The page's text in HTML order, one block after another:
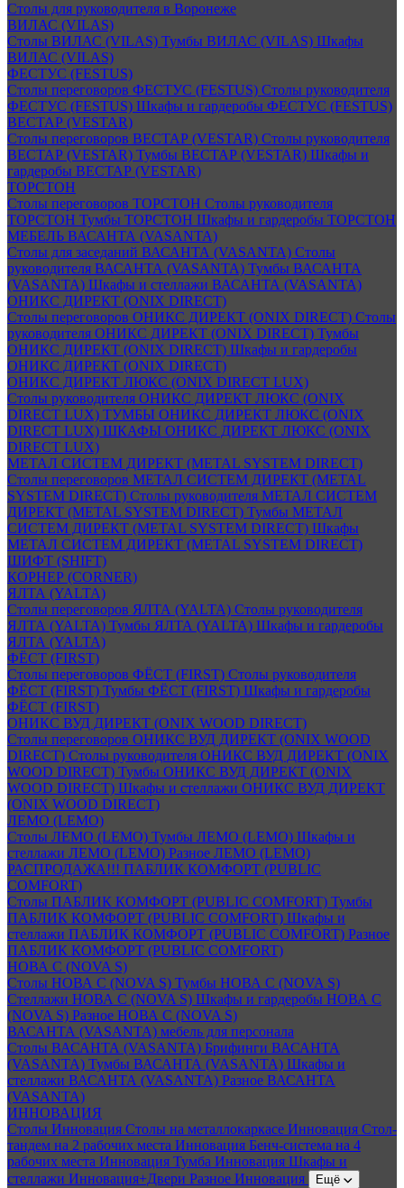
Столы для руководителя в Воронеже
ВИЛАС (VILAS)
Столы ВИЛАС (VILAS) Тумбы ВИЛАС (VILAS) Шкафы
ВИЛАС (VILAS)
ФЕСТУС (FESTUS)
Столы переговоров ФЕСТУС (FESTUS) Столы руководителя
ФЕСТУС (FESTUS) Шкафы и гардеробы ФЕСТУС (FESTUS)
ВЕСТАР (VESTAR)
Столы переговоров ВЕСТАР (VESTAR) Столы руководителя
ВЕСТАР (VESTAR) Тумбы ВЕСТАР (VESTAR) Шкафы и
гардеробы ВЕСТАР (VESTAR)
ТОРСТОН
Столы переговоров ТОРСТОН Столы руководителя
ТОРСТОН Тумбы ТОРСТОН Шкафы и гардеробы ТОРСТОН
МЕБЕЛЬ ВАСАНТА (VASANTA)
Столы для заседаний ВАСАНТА (VASANTA) Столы
руководителя ВАСАНТА (VASANTA) Тумбы ВАСАНТА
(VASANTA) Шкафы и стеллажи ВАСАНТА (VASANTA)
ОНИКС ДИРЕКТ (ONIX DIRECT)
Столы переговоров ОНИКС ДИРЕКТ (ONIX DIRECT) Столы
руководителя ОНИКС ДИРЕКТ (ONIX DIRECT) Тумбы
ОНИКС ДИРЕКТ (ONIX DIRECT) Шкафы и гардеробы
ОНИКС ДИРЕКТ (ONIX DIRECT)
ОНИКС ДИРЕКТ ЛЮКС (ONIX DIRECT LUX)
Столы руководителя ОНИКС ДИРЕКТ ЛЮКС (ONIX
DIRECT LUX) ТУМБЫ ОНИКС ДИРЕКТ ЛЮКС (ONIX
DIRECT LUX) ШКАФЫ ОНИКС ДИРЕКТ ЛЮКС (ONIX
DIRECT LUX)
МЕТАЛ СИСТЕМ ДИРЕКТ (METAL SYSTEM DIRECT)
Столы переговоров МЕТАЛ СИСТЕМ ДИРЕКТ (METAL
SYSTEM DIRECT) Столы руководителя МЕТАЛ СИСТЕМ
ДИРЕКТ (METAL SYSTEM DIRECT) Тумбы МЕТАЛ
СИСТЕМ ДИРЕКТ (METAL SYSTEM DIRECT) Шкафы
МЕТАЛ СИСТЕМ ДИРЕКТ (METAL SYSTEM DIRECT)
ШИФТ (SHIFT)
КОРНЕР (CORNER)
ЯЛТА (YALTA)
Столы переговоров ЯЛТА (YALTA) Столы руководителя
ЯЛТА (YALTA) Тумбы ЯЛТА (YALTA) Шкафы и гардеробы
ЯЛТА (YALTA)
ФЁСТ (FIRST)
Столы переговоров ФЁСТ (FIRST) Столы руководителя
ФЁСТ (FIRST) Тумбы ФЁСТ (FIRST) Шкафы и гардеробы
ФЁСТ (FIRST)
ОНИКС ВУД ДИРЕКТ (ONIX WOOD DIRECT)
Столы переговоров ОНИКС ВУД ДИРЕКТ (ONIX WOOD
DIRECT) Столы руководителя ОНИКС ВУД ДИРЕКТ (ONIX
WOOD DIRECT) Тумбы ОНИКС ВУД ДИРЕКТ (ONIX
WOOD DIRECT) Шкафы и стеллажи ОНИКС ВУД ДИРЕКТ
(ONIX WOOD DIRECT)
ЛЕМО (LEMO)
Столы ЛЕМО (LEMO) Тумбы ЛЕМО (LEMO) Шкафы и
стеллажи ЛЕМО (LEMO) Разное ЛЕМО (LEMO)
РАСПРОДАЖА!!! ПАБЛИК КОМФОРТ (PUBLIC
COMFORT)
Столы ПАБЛИК КОМФОРТ (PUBLIC COMFORT) Тумбы
ПАБЛИК КОМФОРТ (PUBLIC COMFORT) Шкафы и
стеллажи ПАБЛИК КОМФОРТ (PUBLIC COMFORT) Разное
ПАБЛИК КОМФОРТ (PUBLIC COMFORT)
НОВА С (NOVA S)
Столы НОВА С (NOVA S) Тумбы НОВА С (NOVA S)
Стеллажи НОВА С (NOVA S) Шкафы и гардеробы НОВА С
(NOVA S) Разное НОВА С (NOVA S)
ВАСАНТА (VASANTA) мебель для персонала
Столы ВАСАНТА (VASANTA) Брифинги ВАСАНТА
(VASANTA) Тумбы ВАСАНТА (VASANTA) Шкафы и
стеллажи ВАСАНТА (VASANTA) Разное ВАСАНТА
(VASANTA)
ИННОВАЦИЯ
Столы Инновация Столы на металлокаркасе Инновация Стол-
тандем на 2 рабочих места Инновация Бенч-система на 4
рабочих места Инновация Тумба Инновация Шкафы и
стеллажи Инновация+Двери Разное Инновация Ещё